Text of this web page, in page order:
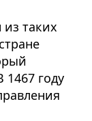
из таких
1467 году